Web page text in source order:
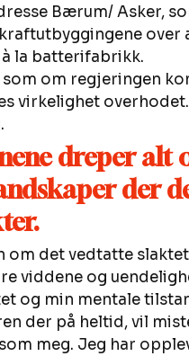
Bærum/ Asker,
over
la batterifabrikk.
om regjeringen
virkelighet
dreper alt
der
om det vedtatte
viddene og
og min mentale
der på heltid, vil
meg. Jeg har